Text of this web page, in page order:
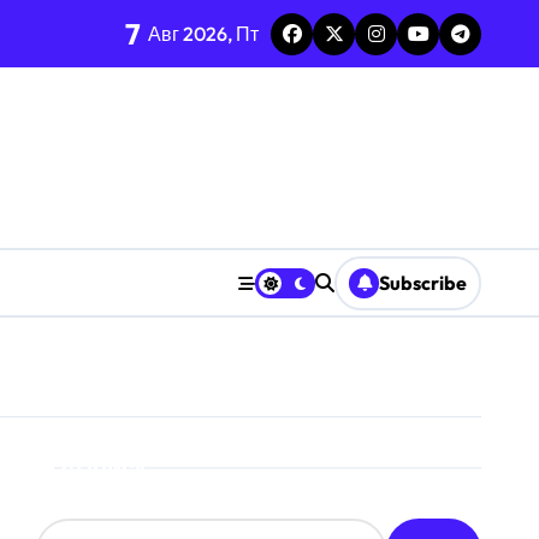
анализа вирусов
среде
7 Авг 2026, Пт
Subscribe